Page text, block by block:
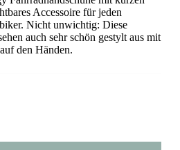
Accessoire für jeden
Nicht unwichtig: Diese
auch sehr schön gestylt aus mit
den Händen.